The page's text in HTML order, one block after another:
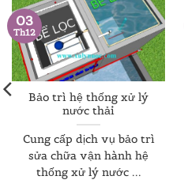
Bảo trì hệ thống xử lý
nước thải
Cung cấp dịch vụ bảo trì
sửa chữa vận hành hệ
thống xử lý nước ...
03
Th12